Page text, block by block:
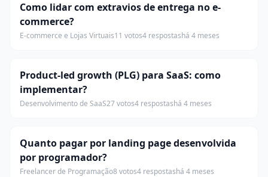
Como lidar com extravios de entrega no e-
commerce?
E-commerce e Lojas Virtuais11 votos4 respostashá 4 meses
Product-led growth (PLG) para SaaS: como
implementar?
Desenvolvimento de SaaS27 votos4 respostashá 4 meses
Quanto pagar por landing page desenvolvida
por programador?
Freelancer de Programação8 votos4 respostashá 4 meses